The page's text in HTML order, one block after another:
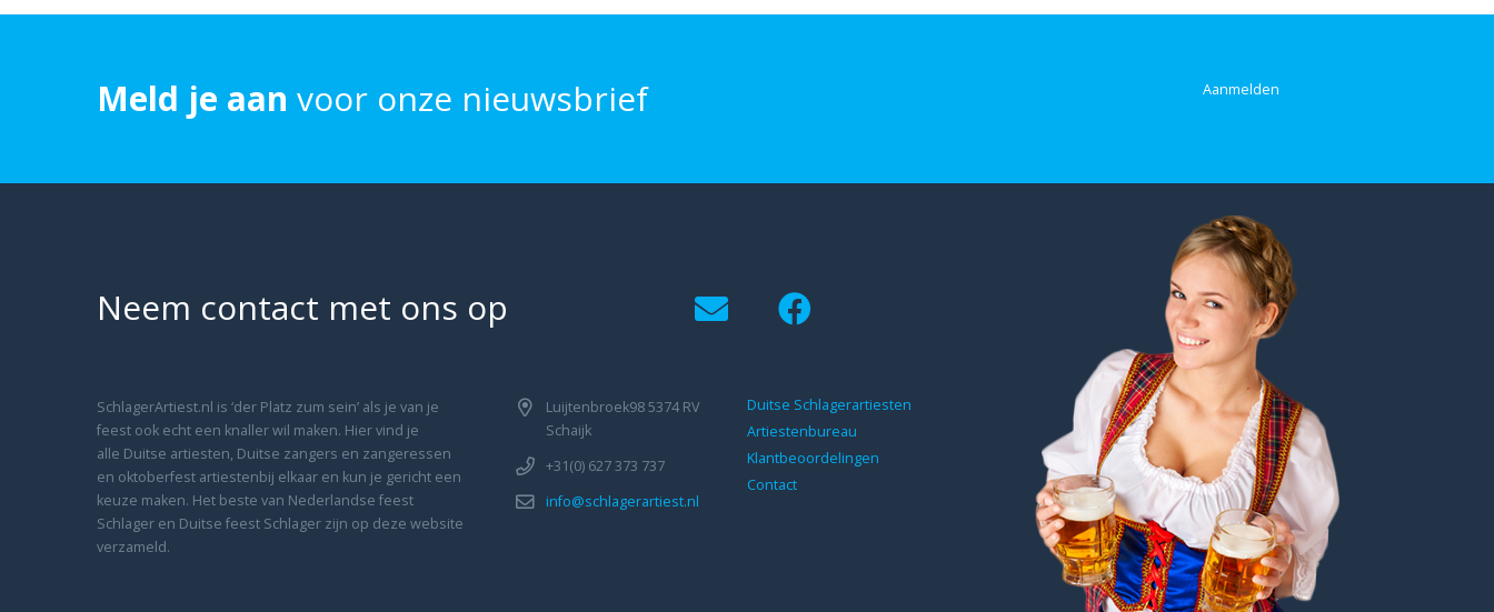
Meld je aan voor onze nieuwsbrief Aanmelden
Neem contact met ons op
SchlagerArtiest.nl is ‘der Platz zum sein’ als je van je
feest ook echt een knaller wil maken. Hier vind je
alle Duitse artiesten, Duitse zangers en zangeressen
en oktoberfest artiestenbij elkaar en kun je gericht een
keuze maken. Het beste van Nederlandse feest
Schlager en Duitse feest Schlager zijn op deze website
verzameld.
Luijtenbroek98 5374 RV
Schaijk
+31(0) 627 373 737
info@schlagerartiest.nl
Duitse Schlagerartiesten
Artiestenbureau
Klantbeoordelingen
Contact